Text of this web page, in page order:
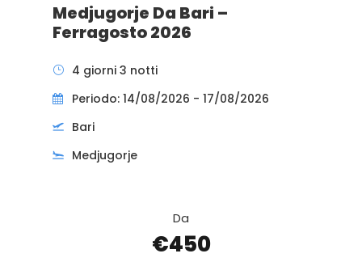
Medjugorje Da Bari –
Ferragosto 2026
4 giorni 3 notti
Periodo: 14/08/2026 - 17/08/2026
Bari
Medjugorje
Da
€450